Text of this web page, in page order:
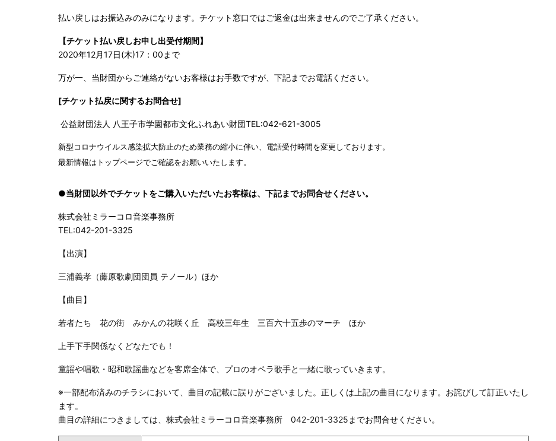
払い戻しはお振込みのみになります。チケット窓口ではご返金は出来ませんのでご了承ください。
【チケット払い戻しお申し出受付期間】
2020年12月17日(木)17：00まで
万が一、当財団からご連絡がないお客様はお手数ですが、下記までお電話ください。
[チケット払戻に関するお問合せ]
公益財団法人 八王子市学園都市文化ふれあい財団TEL:042-621-3005
新型コロナウイルス感染拡大防止のため業務の縮小に伴い、電話受付時間を変更しております。
最新情報はトップページでご確認をお願いいたします。
●当財団以外でチケットをご購入いただいたお客様は、下記までお問合せください。
株式会社ミラーコロ音楽事務所
TEL:042-201-3325
【出演】
三浦義孝（藤原歌劇団団員 テノール）ほか
【曲目】
若者たち 花の街 みかんの花咲く丘 高校三年生 三百六十五歩のマーチ ほか
上手下手関係なくどなたでも！
童謡や唱歌・昭和歌謡曲などを客席全体で、プロのオペラ歌手と一緒に歌っていきます。
※一部配布済みのチラシにおいて、曲目の記載に誤りがございました。正しくは上記の曲目になります。お詫びして訂正いたし
ます。
曲目の詳細につきましては、株式会社ミラーコロ音楽事務所 042-201-3325までお問合せください。